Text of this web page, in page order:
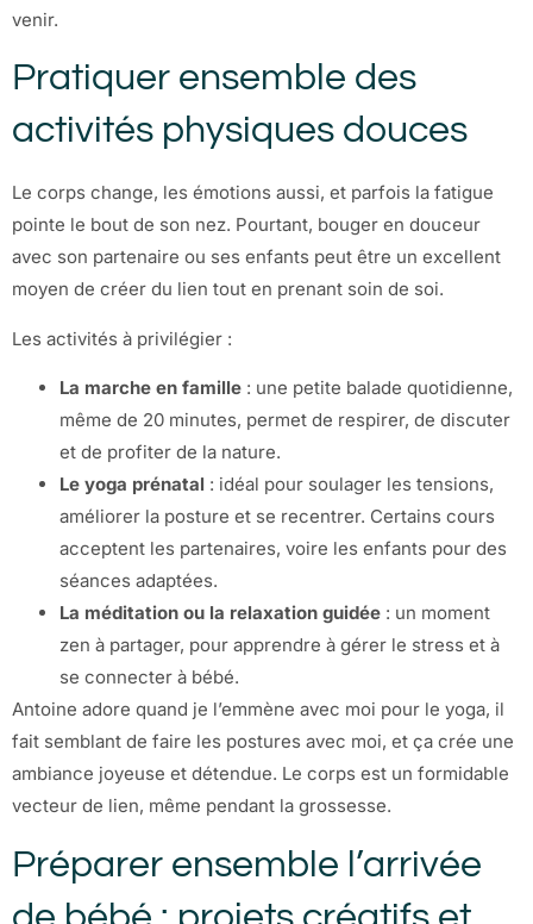
venir.
Pratiquer ensemble des
activités physiques douces
Le corps change, les émotions aussi, et parfois la fatigue
pointe le bout de son nez. Pourtant, bouger en douceur
avec son partenaire ou ses enfants peut être un excellent
moyen de créer du lien tout en prenant soin de soi.
Les activités à privilégier :
La marche en famille : une petite balade quotidienne,
même de 20 minutes, permet de respirer, de discuter
et de profiter de la nature.
Le yoga prénatal : idéal pour soulager les tensions,
améliorer la posture et se recentrer. Certains cours
acceptent les partenaires, voire les enfants pour des
séances adaptées.
La méditation ou la relaxation guidée : un moment
zen à partager, pour apprendre à gérer le stress et à
se connecter à bébé.
Antoine adore quand je l’emmène avec moi pour le yoga, il
fait semblant de faire les postures avec moi, et ça crée une
ambiance joyeuse et détendue. Le corps est un formidable
vecteur de lien, même pendant la grossesse.
Préparer ensemble l’arrivée